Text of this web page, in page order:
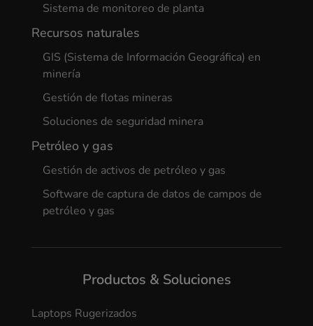
Sistema de monitoreo de planta
Recursos naturales
GIS (Sistema de Información Geográfica) en
minería
Gestión de flotas mineras
Soluciones de seguridad minera
Petróleo y gas
Gestión de activos de petróleo y gas
Software de captura de datos de campos de
petróleo y gas
Productos & Soluciones
Laptops Rugerizados